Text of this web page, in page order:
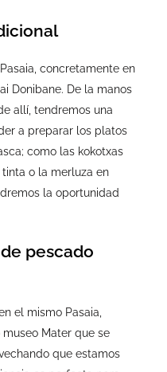
concretamente en
Donibane. De la manos
allí, tendremos una
a preparar los platos
como las kokotxas
o la merluza en
la oportunidad
pescado
el mismo Pasaia,
Mater que se
que estamos